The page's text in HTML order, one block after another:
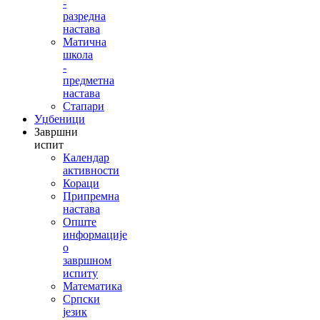
-
разредна
настава
Матична
школа
-
предметна
настава
Стапари
Уџбеници
Завршни
испит
Календар
активности
Кораци
Припремна
настава
Опште
информације
о
завршном
испиту
Математика
Српски
језик